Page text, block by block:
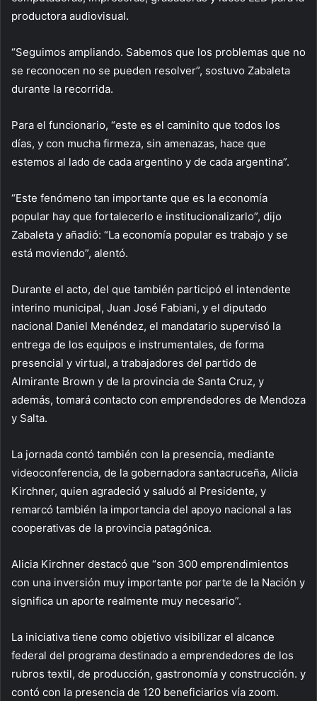
productora audiovisual.
“Seguimos ampliando. Sabemos que los problemas que no
se reconocen no se pueden resolver”, sostuvo Zabaleta
durante la recorrida.
Para el funcionario, “este es el caminito que todos los
días, y con mucha firmeza, sin amenazas, hace que
estemos al lado de cada argentino y de cada argentina”.
“Este fenómeno tan importante que es la economía
popular hay que fortalecerlo e institucionalizarlo”, dijo
Zabaleta y añadió: “La economía popular es trabajo y se
está moviendo”, alentó.
Durante el acto, del que también participó el intendente
interino municipal, Juan José Fabiani, y el diputado
nacional Daniel Menéndez, el mandatario supervisó la
entrega de los equipos e instrumentales, de forma
presencial y virtual, a trabajadores del partido de
Almirante Brown y de la provincia de Santa Cruz, y
además, tomará contacto con emprendedores de Mendoza
y Salta.
La jornada contó también con la presencia, mediante
videoconferencia, de la gobernadora santacruceña, Alicia
Kirchner, quien agradeció y saludó al Presidente, y
remarcó también la importancia del apoyo nacional a las
cooperativas de la provincia patagónica.
Alicia Kirchner destacó que “son 300 emprendimientos
con una inversión muy importante por parte de la Nación y
significa un aporte realmente muy necesario”.
La iniciativa tiene como objetivo visibilizar el alcance
federal del programa destinado a emprendedores de los
rubros textil, de producción, gastronomía y construcción. y
contó con la presencia de 120 beneficiarios vía zoom.